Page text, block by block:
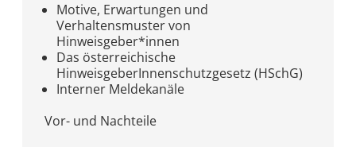
Motive, Erwartungen und
Verhaltensmuster von
Hinweisgeber*innen
Das österreichische
HinweisgeberInnenschutzgesetz (HSchG)
Interner Meldekanäle
Vor- und Nachteile